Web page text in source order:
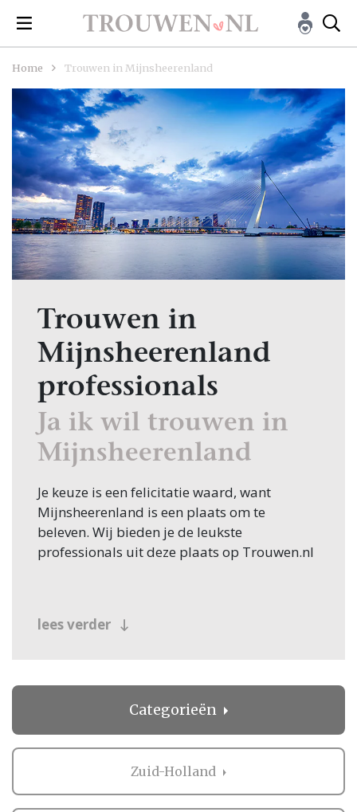
Home Trouwen in Mijnsheerenland
Trouwen in
Mijnsheerenland
professionals
Ja ik wil trouwen in
Mijnsheerenland
Je keuze is een felicitatie waard, want
Mijnsheerenland is een plaats om te
beleven. Wij bieden je de leukste
professionals uit deze plaats op Trouwen.nl
lees verder
Categorieën
Zuid-Holland